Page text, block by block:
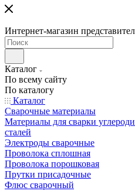
Интернет-магазин
Каталог
По всему сайту
По каталогу
Каталог
Сварочные материалы
Материалы для сварки
сталей
Электроды сварочные
Проволока сплошная
Проволока порошковая
Прутки присадочные
Флюс сварочный